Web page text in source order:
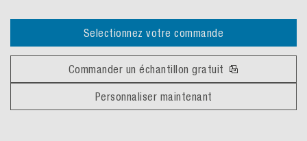
Selectionnez votre commande
Commander un échantillon gratuit
Personnaliser maintenant